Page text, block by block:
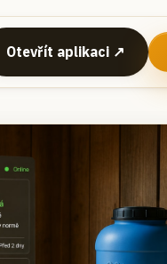
Otevřít aplikaci ↗